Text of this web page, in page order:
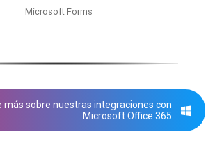
Microsoft Forms
más sobre nuestras integraciones con
Microsoft Office 365